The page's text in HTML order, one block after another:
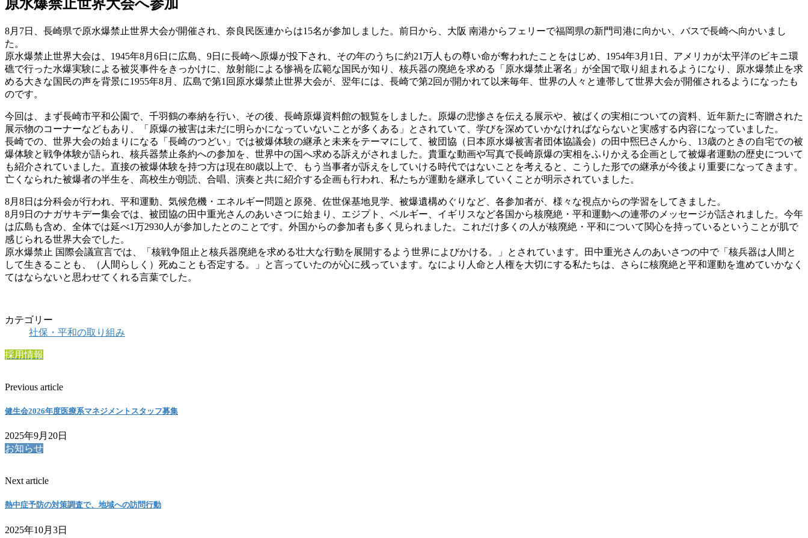
原水爆禁止世界大会へ参加
8月7日、長崎県で原水爆禁止世界大会が開催され、奈良民医連からは15名が参加しました。前日から、大阪 南港からフェリーで福岡県の新門司港に向かい、バスで長崎へ向かいまし
た。
原水爆禁止世界大会は、1945年8月6日に広島、9日に長崎へ原爆が投下され、その年のうちに約21万人もの尊い命が奪われたことをはじめ、1954年3月1日、アメリカが太平洋のビキニ環
礁で行った水爆実験による被災事件をきっかけに、放射能による惨禍を広範な国民が知り、核兵器の廃絶を求める「原水爆禁止署名」が全国で取り組まれるようになり、原水爆禁止を求
める大きな国民の声を背景に1955年8月、広島で第1回原水爆禁止世界大会が、翌年には、長崎で第2回が開かれて以来毎年、世界の人々と連帯して世界大会が開催されるようになったも
のです。
今回は、まず長崎市平和公園で、千羽鶴の奉納を行い、その後、長崎原爆資料館の観覧をしました。原爆の悲惨さを伝える展示や、被ばくの実相についての資料、近年新たに寄贈された
展示物のコーナーなどもあり、「原爆の被害は未だに明らかになっていないことが多くある」とされていて、学びを深めていかなければならないと実感する内容になっていました。
長崎での、世界大会の始まりになる「長崎のつどい」では被爆体験の継承と未来をテーマにして、被団協（日本原水爆被害者団体協議会）の田中煕巳さんから、13歳のときの自宅での被
爆体験と戦争体験が語られ、核兵器禁止条約への参加を、世界中の国へ求める訴えがされました。貴重な動画や写真で長崎原爆の実相をふりかえる企画として被爆者運動の歴史について
も紹介されていました。直接の被爆体験を持つ方は現在80歳以上で、もう当事者が訴えをしていける時代ではないことを考えると、こうした形での継承が今後より重要になってきます。
亡くなられた被爆者の半生を、高校生が朗読、合唱、演奏と共に紹介する企画も行われ、私たちが運動を継承していくことが明示されていました。
8月8日は分科会が行われ、平和運動、気候危機・エネルギー問題と原発、佐世保基地見学、被爆遺構めぐりなど、各参加者が、様々な視点からの学習をしてきました。
8月9日のナガサキデー集会では、被団協の田中重光さんのあいさつに始まり、エジプト、ベルギー、イギリスなど各国から核廃絶・平和運動への連帯のメッセージが話されました。今年
は広島も含め、全体では延べ1万2930人が参加したとのことです。外国からの参加者も多く見られました。これだけ多くの人が核廃絶・平和について関心を持っているということが肌で
感じられる世界大会でした。
原水爆禁止 国際会議宣言では、「核戦争阻止と核兵器廃絶を求める壮大な行動を展開するよう世界によびかける。」とされています。田中重光さんのあいさつの中で「核兵器は人間と
して生きることも、（人間らしく）死ぬことも否定する。」と言っていたのが心に残っています。なにより人命と人権を大切にする私たちは、さらに核廃絶と平和運動を進めていかなく
てはならないと思わせてくれる言葉でした。
カテゴリー
社保・平和の取り組み
採用情報
Previous article
健生会2026年度医療系マネジメントスタッフ募集
2025年9月20日
お知らせ
Next article
熱中症予防の対策調査で、地域への訪問行動
2025年10月3日